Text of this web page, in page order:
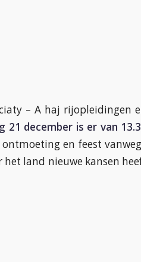
– A haj rijopleidingen
21 december is er van
ontmoeting en feest
land nieuwe kansen